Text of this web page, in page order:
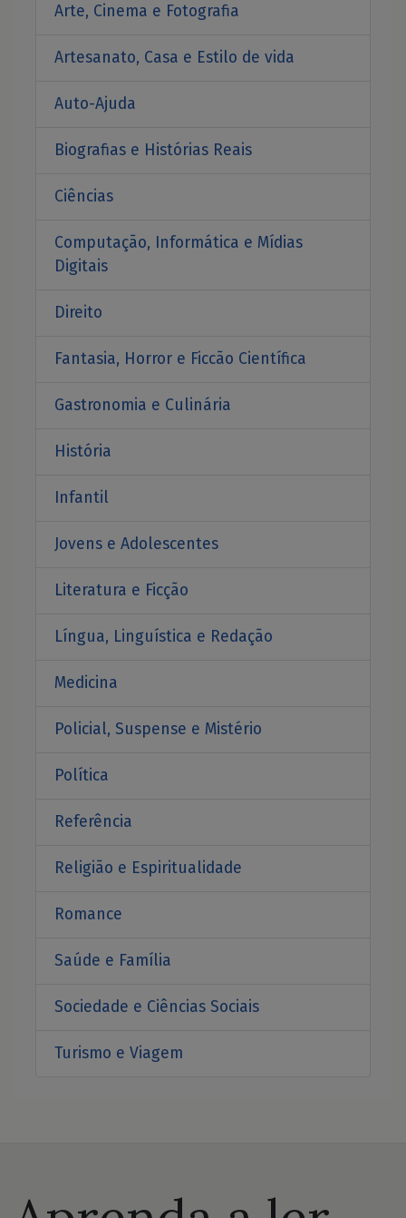
Arte, Cinema e Fotografia
Artesanato, Casa e Estilo de vida
Auto-Ajuda
Biografias e Histórias Reais
Ciências
Computação, Informática e Mídias
Digitais
Direito
Fantasia, Horror e Ficcão Científica
Gastronomia e Culinária
História
Infantil
Jovens e Adolescentes
Literatura e Ficção
Língua, Linguística e Redação
Medicina
Policial, Suspense e Mistério
Política
Referência
Religião e Espiritualidade
Romance
Saúde e Família
Sociedade e Ciências Sociais
Turismo e Viagem